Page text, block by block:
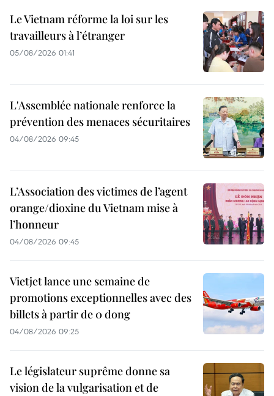
Le Vietnam réforme la loi sur les
travailleurs à l’étranger
05/08/2026 01:41
L'Assemblée nationale renforce la
prévention des menaces sécuritaires
04/08/2026 09:45
L’Association des victimes de l’agent
orange/dioxine du Vietnam mise à
l’honneur
04/08/2026 09:45
Vietjet lance une semaine de
promotions exceptionnelles avec des
billets à partir de 0 dong
04/08/2026 09:25
Le législateur suprême donne sa
vision de la vulgarisation et de